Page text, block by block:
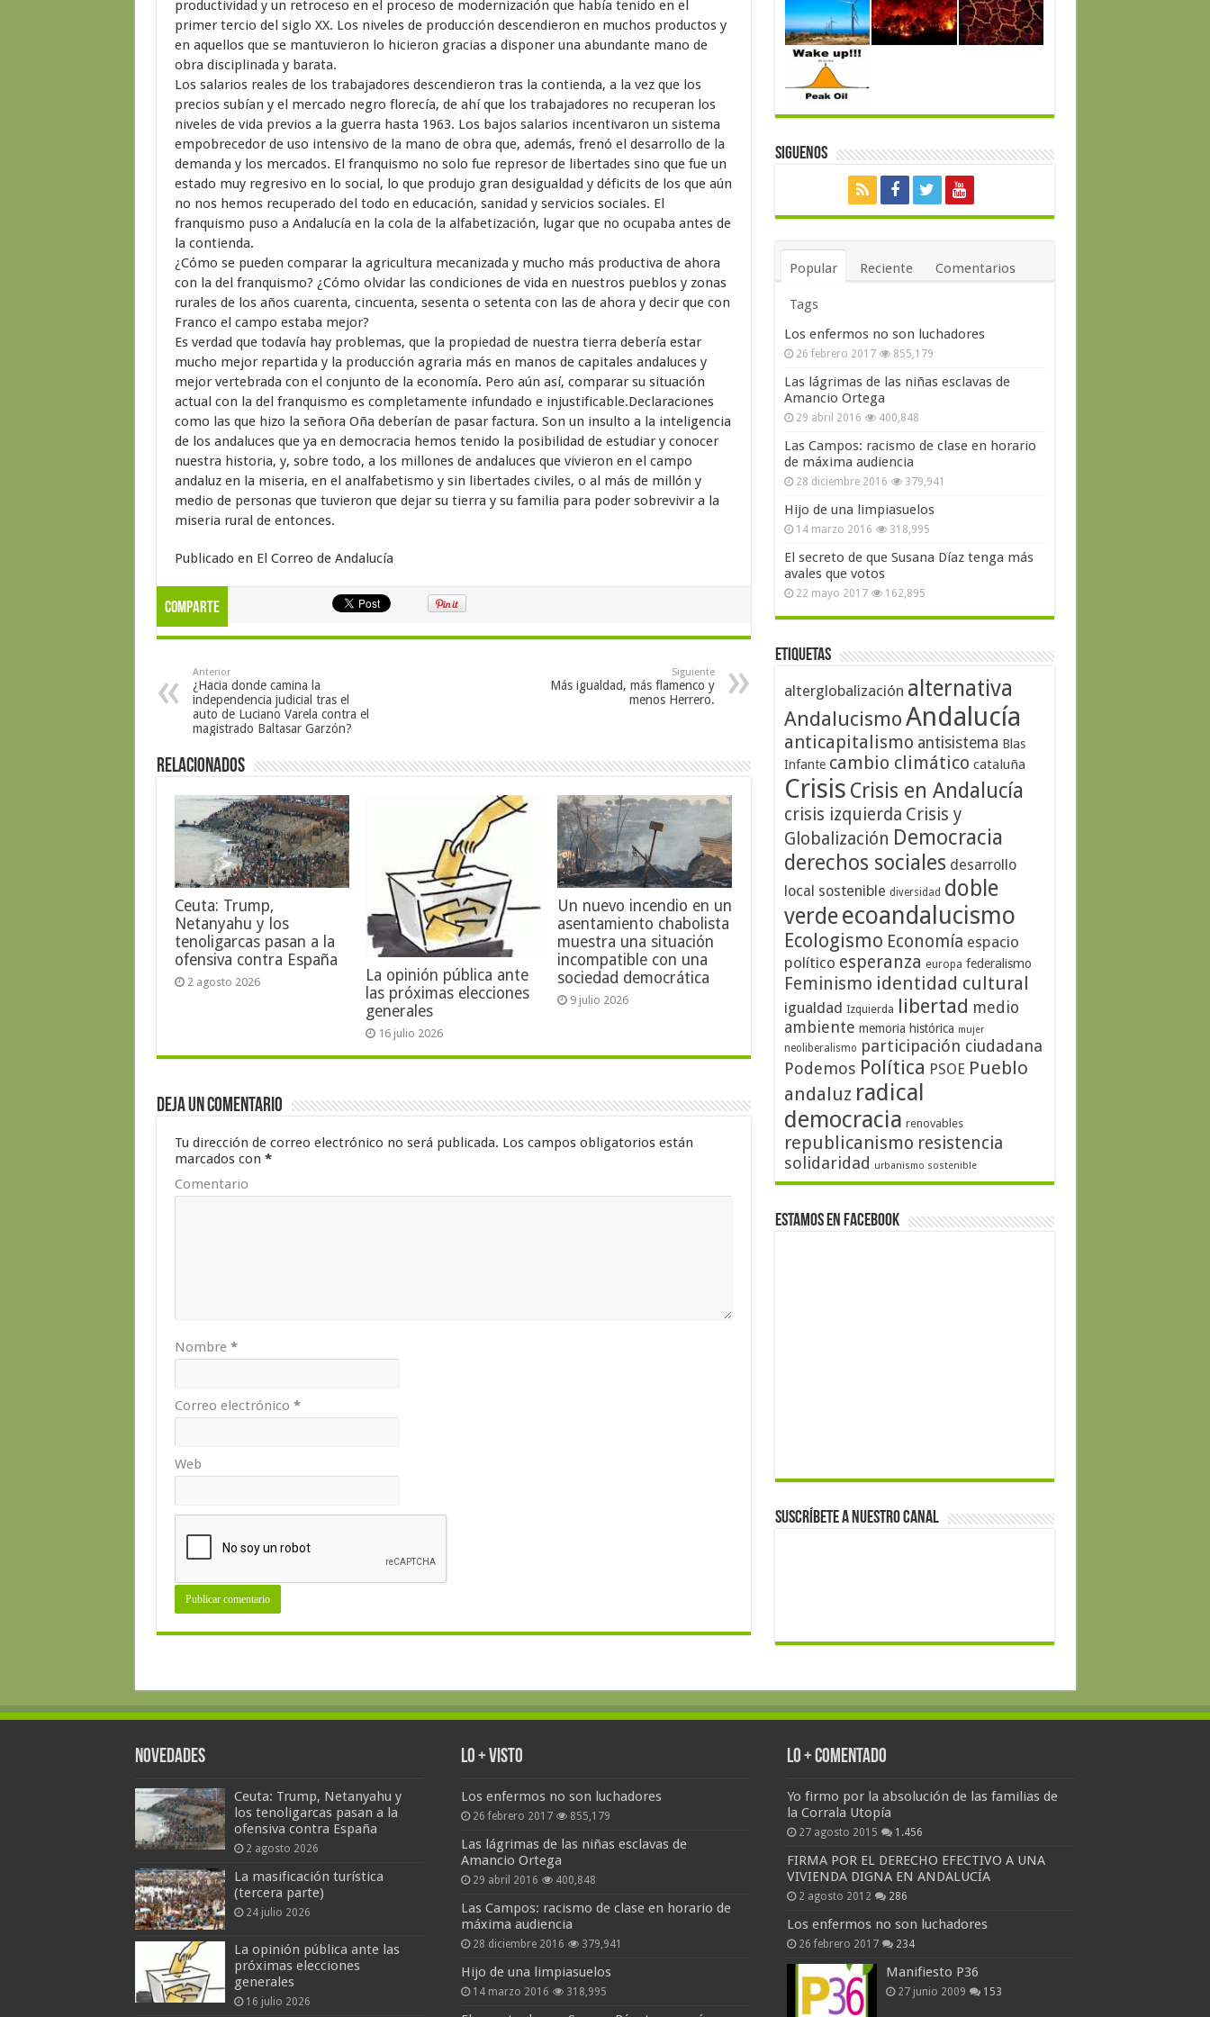
productividad y un retroceso en el proceso de modernización que había tenido en el
primer tercio del siglo XX. Los niveles de producción descendieron en muchos productos y
en aquellos que se mantuvieron lo hicieron gracias a disponer una abundante mano de
obra disciplinada y barata.
Los salarios reales de los trabajadores descendieron tras la contienda, a la vez que los
precios subían y el mercado negro florecía, de ahí que los trabajadores no recuperan los
niveles de vida previos a la guerra hasta 1963. Los bajos salarios incentivaron un sistema
empobrecedor de uso intensivo de la mano de obra que, además, frenó el desarrollo de la
demanda y los mercados. El franquismo no solo fue represor de libertades sino que fue un
estado muy regresivo en lo social, lo que produjo gran desigualdad y déficits de los que aún
no nos hemos recuperado del todo en educación, sanidad y servicios sociales. El
franquismo puso a Andalucía en la cola de la alfabetización, lugar que no ocupaba antes de
la contienda.
¿Cómo se pueden comparar la agricultura mecanizada y mucho más productiva de ahora
con la del franquismo? ¿Cómo olvidar las condiciones de vida en nuestros pueblos y zonas
rurales de los años cuarenta, cincuenta, sesenta o setenta con las de ahora y decir que con
Franco el campo estaba mejor?
Es verdad que todavía hay problemas, que la propiedad de nuestra tierra debería estar
mucho mejor repartida y la producción agraria más en manos de capitales andaluces y
mejor vertebrada con el conjunto de la economía. Pero aún así, comparar su situación
actual con la del franquismo es completamente infundado e injustificable.Declaraciones
como las que hizo la señora Oña deberían de pasar factura. Son un insulto a la inteligencia
de los andaluces que ya en democracia hemos tenido la posibilidad de estudiar y conocer
nuestra historia, y, sobre todo, a los millones de andaluces que vivieron en el campo
andaluz en la miseria, en el analfabetismo y sin libertades civiles, o al más de millón y
medio de personas que tuvieron que dejar su tierra y su familia para poder sobrevivir a la
miseria rural de entonces.
Publicado en El Correo de Andalucía
Comparte
Anterior
¿Hacia donde camina la
independencia judicial tras el
auto de Luciano Varela contra el
magistrado Baltasar Garzón?
Siguiente
Más igualdad, más flamenco y
menos Herrero.
Relacionados
Ceuta: Trump,
Netanyahu y los
tenoligarcas pasan a la
ofensiva contra España
2 agosto 2026
La opinión pública ante
las próximas elecciones
generales
16 julio 2026
Un nuevo incendio en un
asentamiento chabolista
muestra una situación
incompatible con una
sociedad democrática
9 julio 2026
Deja un comentario
Tu dirección de correo electrónico no será publicada. Los campos obligatorios están
marcados con *
Comentario
Nombre *
Correo electrónico *
Web
Siguenos
Popular Reciente Comentarios
Tags
Los enfermos no son luchadores
26 febrero 2017 855,179
Las lágrimas de las niñas esclavas de
Amancio Ortega
29 abril 2016 400,848
Las Campos: racismo de clase en horario
de máxima audiencia
28 diciembre 2016 379,941
Hijo de una limpiasuelos
14 marzo 2016 318,995
El secreto de que Susana Díaz tenga más
avales que votos
22 mayo 2017 162,895
Etiquetas
alterglobalización alternativa
AndalucismoAndalucía
anticapitalismo antisistema Blas
Infante cambio climático cataluña
Crisis Crisis en Andalucía
crisis izquierda Crisis y
Globalización Democracia
derechos sociales desarrollo
local sostenible diversidad doble
verdeecoandalucismo
Ecologismo Economía espacio
político esperanza europa federalismo
Feminismo identidad cultural
igualdad Izquierda libertad medio
ambiente memoria histórica mujer
neoliberalismo participación ciudadana
Podemos Política PSOE Pueblo
andaluz radical
democracia renovables
republicanismo resistencia
solidaridad urbanismo sostenible
Estamos en Facebook
Suscríbete a nuestro canal
Novedades
Ceuta: Trump, Netanyahu y
los tenoligarcas pasan a la
ofensiva contra España
2 agosto 2026
La masificación turística
(tercera parte)
24 julio 2026
La opinión pública ante las
próximas elecciones
generales
16 julio 2026
Lo + Visto
Los enfermos no son luchadores
26 febrero 2017 855,179
Las lágrimas de las niñas esclavas de
Amancio Ortega
29 abril 2016 400,848
Las Campos: racismo de clase en horario de
máxima audiencia
28 diciembre 2016 379,941
Hijo de una limpiasuelos
14 marzo 2016 318,995
Lo + Comentado
Yo firmo por la absolución de las familias de
la Corrala Utopía
27 agosto 2015 1.456
FIRMA POR EL DERECHO EFECTIVO A UNA
VIVIENDA DIGNA EN ANDALUCÍA
2 agosto 2012 286
Los enfermos no son luchadores
26 febrero 2017 234
Manifiesto P36
27 junio 2009 153